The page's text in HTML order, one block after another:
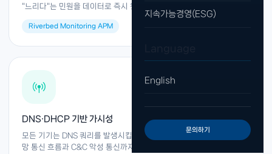
지속가능경영(ESG)
English
문의하기
"느리다"는 민원을 데이터로 즉시 원인 파악.
Riverbed Monitoring APM
DNS·DHCP 기반 가시성
모든 기기는 DNS 쿼리를 발생시킵니다. DNS 데이터를 분석하면 내부
망 통신 흐름과 C&C 악성 통신까지 파악 가능.